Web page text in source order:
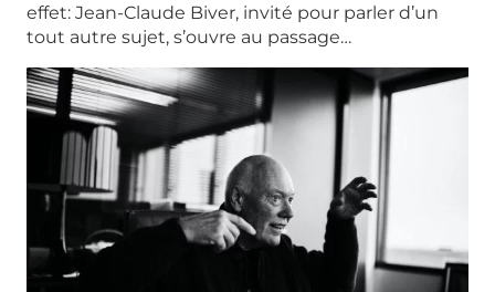
effet: Jean-Claude Biver, invité pour parler d’un
tout autre sujet, s’ouvre au passage…